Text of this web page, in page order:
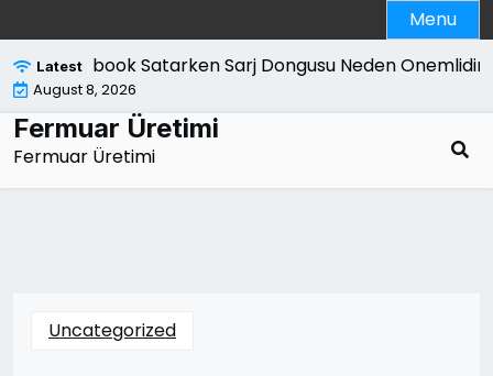
to
content
Menu
Latest
Macbook Satarken Sarj Dongusu Neden Onemlidir |
August 8, 2026
Fermuar Üretimi
Fermuar Üretimi
Uncategorized